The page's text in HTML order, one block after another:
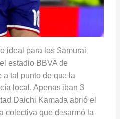
ideal para los Samurai
estadio BBVA de
a tal punto de que la
local. Apenas iban 3
Daichi Kamada abrió el
colectiva que desarmó la